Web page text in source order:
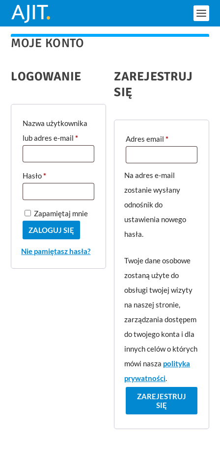
MOJE KONTO
LOGOWANIE
Nazwa użytkownika
lub adres e-mail*W
a
a
e
Hasło*W
a
g
a
Zapamiętaj mnie
ZALOGUJ SIĘ
Nie pamiętasz hasła?
ZAREJESTRUJ
SIĘ
Adres email*W
Na adres e-mail
zostanie wysłany
odnośnik do
ustawienia nowego
hasła.
Twoje dane osobowe
zostaną użyte do
obsługi twojej wizyty
na naszej stronie,
zarządzania dostępem
do twojego konta i dla
innych celów o których
mówi nasza polityka
prywatności.
ZAREJESTRUJ
SIĘ